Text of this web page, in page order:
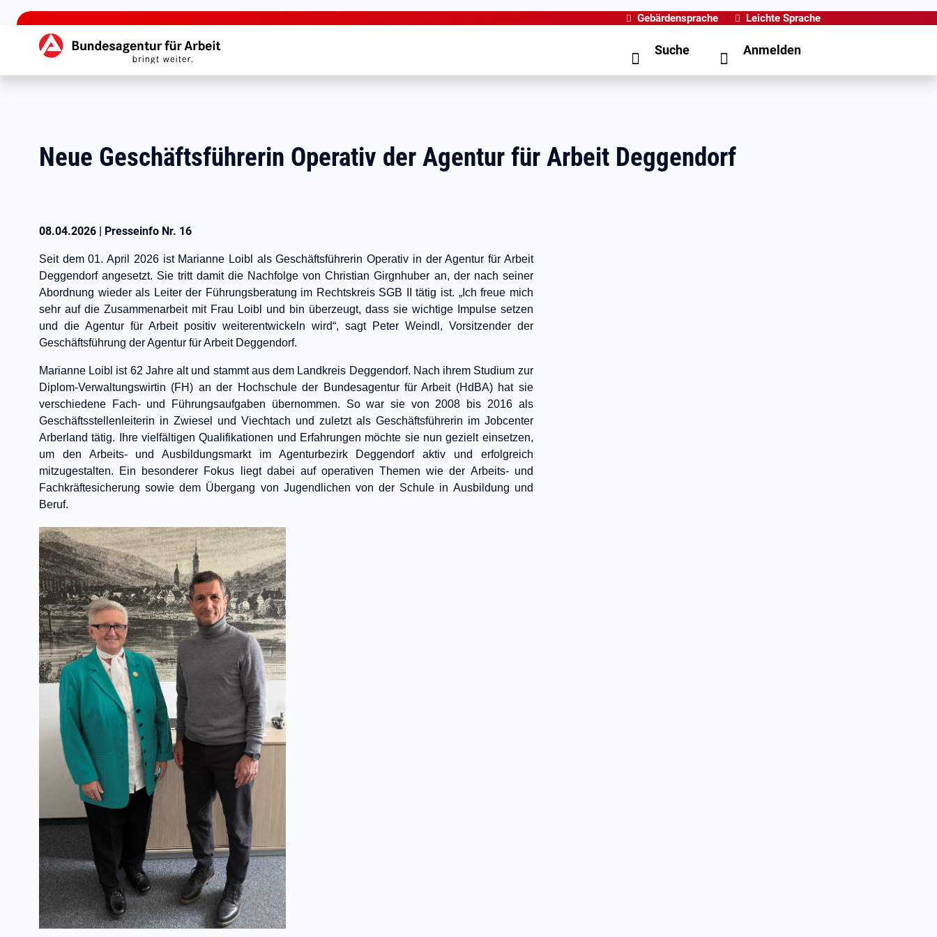
zu den Hauptinhalten springen
Gebärdensprache Leichte Sprache
Hauptnavigation Suche Anmelden
Neue Geschäftsführerin Operativ der Agentur für Arbeit Deggendorf
08.04.2026 | Presseinfo Nr. 16
Seit dem 01. April 2026 ist Marianne Loibl als Geschäftsführerin Operativ in der Agentur für Arbeit
Deggendorf angesetzt. Sie tritt damit die Nachfolge von Christian Girgnhuber an, der nach seiner
Abordnung wieder als Leiter der Führungsberatung im Rechtskreis SGB II tätig ist. „Ich freue mich
sehr auf die Zusammenarbeit mit Frau Loibl und bin überzeugt, dass sie wichtige Impulse setzen
und die Agentur für Arbeit positiv weiterentwickeln wird“, sagt Peter Weindl, Vorsitzender der
Geschäftsführung der Agentur für Arbeit Deggendorf.
Marianne Loibl ist 62 Jahre alt und stammt aus dem Landkreis Deggendorf. Nach ihrem Studium zur
Diplom-Verwaltungswirtin (FH) an der Hochschule der Bundesagentur für Arbeit (HdBA) hat sie
verschiedene Fach- und Führungsaufgaben übernommen. So war sie von 2008 bis 2016 als
Geschäftsstellenleiterin in Zwiesel und Viechtach und zuletzt als Geschäftsführerin im Jobcenter
Arberland tätig. Ihre vielfältigen Qualifikationen und Erfahrungen möchte sie nun gezielt einsetzen,
um den Arbeits- und Ausbildungsmarkt im Agenturbezirk Deggendorf aktiv und erfolgreich
mitzugestalten. Ein besonderer Fokus liegt dabei auf operativen Themen wie der Arbeits- und
Fachkräftesicherung sowie dem Übergang von Jugendlichen von der Schule in Ausbildung und
Beruf.